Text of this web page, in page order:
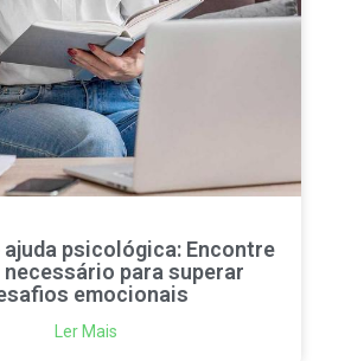
ajuda psicológica: Encontre
necessário para superar
emocionais
Ler Mais